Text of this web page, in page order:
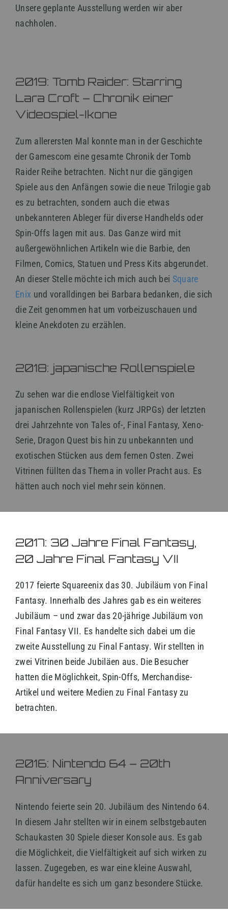
Unsere geplante Ausstellung werden wir aber
nachholen.
2019: Tomb Raider: Starring
Lara Croft – Chronik einer
Videospiel-Ikone
Zum allerersten Mal konnte man in der Geschichte
der Gamescom eine gesamte Chronik der Tomb
Raider Reihe betrachten. Nicht nur die gängigen
Spiele aus den Anfängen sowie die neue Trilogie gab
es zu betrachten, sondern auch die etwas
unbekannteren Ableger für diverse Handhelds oder
Spin-Offs lagen mit aus. Das Ganze wird mit
außergewöhnlichen Artikeln wie die Barbie, den
Filmen, Comics, Statuen und Press Kits abgerundet.
An dieser Stelle möchte ich mich auch bei Square
Enix und voralldingen bei Barbara bedanken, die sich
die Zeit genommen hat um vorbeizuschauen und
kleine Anekdoten zu erzählen.
2018: japanische Rollenspiele
Zu sehen war die endlose Vielfältigkeit von
japanischen Rollenspielen (kurz JRPGs) der letzten
drei Jahrzehnte von Tales of-, Final Fantasy, Xeno-
Serie, Dragon Quest bis hin zu unbekannten und
exotischen Stücken aus dem fernen Osten. Zwei
Vitrinen füllten das Thema in voller Pracht aus. Es
hätten auch noch viel mehr sein können.
2017: 30 Jahre Final Fantasy,
20 Jahre Final Fantasy VII
2017 feierte Squareenix das 30. Jubiläum von Final
Fantasy. Innerhalb des Jahres gab es ein weiteres
Jubiläum – und zwar das 20-jährige Jubiläum von
Final Fantasy VII. Es handelte sich dabei um die
zweite Ausstellung zu Final Fantasy. Wir stellten in
zwei Vitrinen beide Jubiläen aus. Die Besucher
hatten die Möglichkeit, Spin-Offs, Merchandise-
Artikel und weitere Medien zu Final Fantasy zu
betrachten.
2016: Nintendo 64 – 20th
Anniversary
Nintendo feierte sein 20. Jubiläum des Nintendo 64.
In diesem Jahr stellten wir in einem selbstgebauten
Schaukasten 30 Spiele dieser Konsole aus. Es gab
die Möglichkeit, die Vielfältigkeit auf sich wirken zu
lassen. Zugegeben, es war eine kleine Auswahl,
dafür handelte es sich um ganz besondere Stücke.